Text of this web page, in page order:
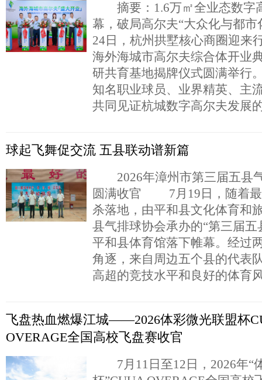
摘要：1.6万㎡全业态数字
幕，破局高尔夫“大众化与
24日，杭州拱墅核心商圈迎来
海外海城市高尔夫综合体开业
研共育基地揭牌仪式圆满举行
知名职业球员、业界精英、主
共同见证杭城数字高尔夫发展
球起飞舞促交流 五县联动谱新篇
2026年漳州市第三届五县
圆满收官 7月19日，随着最
杀落地，由平和县文化体育和
县气排球协会承办的“第三届五
平和县体育馆落下帷幕。经过
角逐，来自周边五个县的代表
高超的竞技水平和良好的体育
飞盘热血燃爆江城——2026体彩微光联盟杯
OVERAGE全国高校飞盘赛收官
7月11日至12日，2026年“